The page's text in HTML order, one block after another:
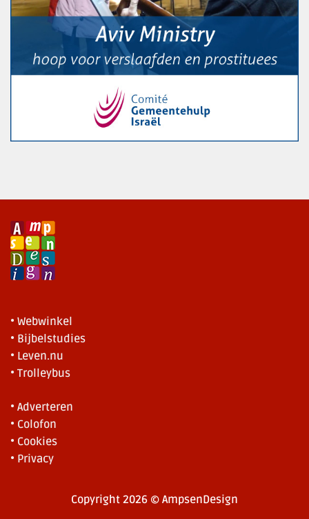
• Webwinkel
• Bijbelstudies
• Leven.nu
• Trolleybus
• Adverteren
• Colofon
• Cookies
• Privacy
Copyright 2026 © AmpsenDesign